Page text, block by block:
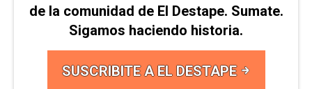
de la comunidad de El Destape. Sumate.
Sigamos haciendo historia.
SUSCRIBITE A EL DESTAPE